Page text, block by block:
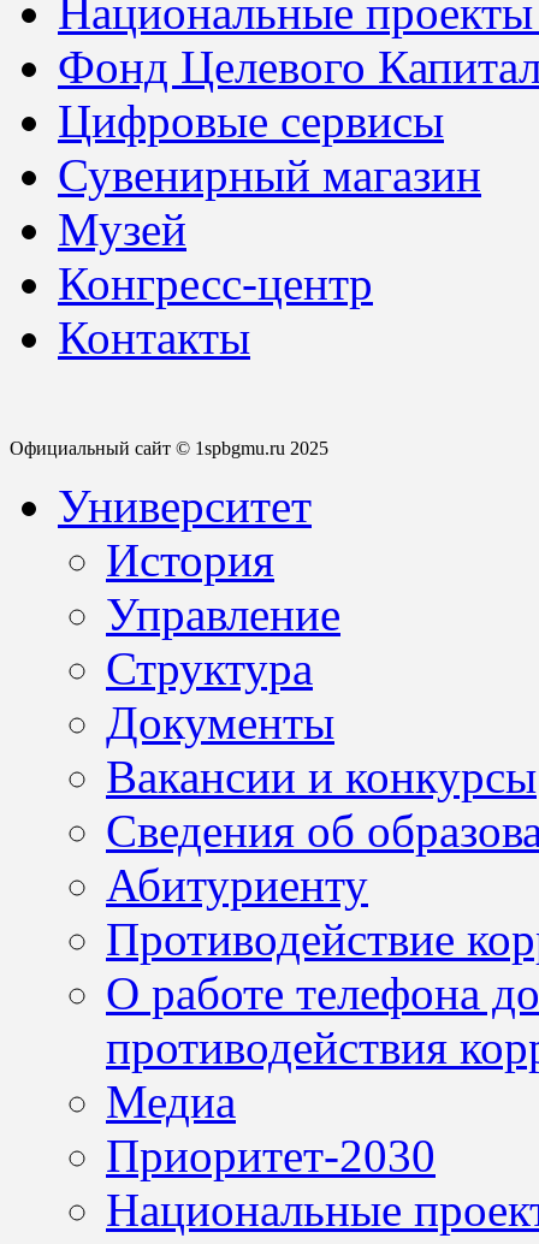
Национальные
Фонд Целевого
Цифровые сервисы
Сувенирный магазин
Музей
Конгресс-центр
Контакты
Официальный сайт © 1spbgmu.ru 2025
Университет
История
Управление
Структура
Документы
Вакансии и конкурсы
Сведения об
Абитуриенту
Противодействие
О работе телефона
противодействия
Медиа
Приоритет-2030
Национальные